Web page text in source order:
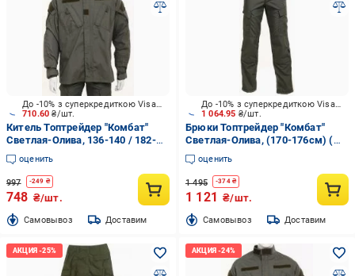
710.60₴/шт.
До -10% з суперкредиткою Visa Вигода
Китель Топтрейдер "Комбат"
Светлая-Олива, 136-140 / 182-
188cм р.4XL
оценить
997 -249 ₴
748 ₴/шт.
Cамовывоз Доставим
1 064.95 ₴/шт.
До -10% з суперкредиткою Visa Вигода
Брюки Топтрейдер "Комбат"
Светлая-Олива, (170-176см) (
52-54р) р.L
оценить
1 495 -374₴
1 121 ₴/шт.
Cамовывоз Доставим